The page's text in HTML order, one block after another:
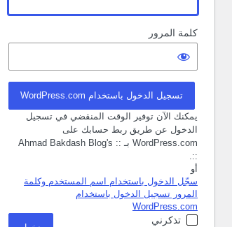
كلمة المرور
تسجيل الدخول باستخدام WordPress.com
يمكنك الآن توفير الوقت المنقضي في تسجيل
الدخول عن طريق ربط حسابك على
WordPress.com بـ :: Ahmad Bakdash Blog's
::.
أو
سجّل الدخول باستخدام اسم المستخدم وكلمة
المرور تسجيل الدخول باستخدام
WordPress.com
تذكرني